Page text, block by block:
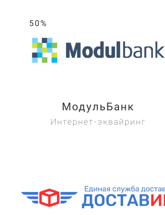
50%
МодульБанк
Интернет-эквайринг